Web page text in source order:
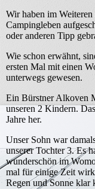
Wir haben im
Campingleben
oder anderen Tipp
Wie schon erwähnt,
ersten Mal mit einen
unterwegs gewesen.
Ein Bürstner Alkoven
unseren 2 Kindern.
Jahre her.
Unser Sohn war
unserer Tochter 3. Es
wunderschön im
mal für einige Zeit
Regen und Sonne klar